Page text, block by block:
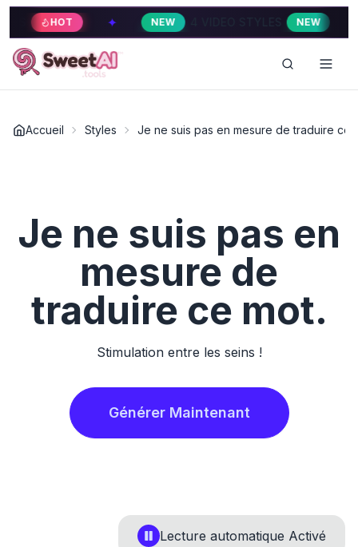
HOT ✦ NEW 4 VIDEO STYLES NEW ✦
Accueil Styles Je ne suis pas en mesure de traduire ce
Je ne suis pas en
mesure de
traduire ce mot.
Stimulation entre les seins !
Générer Maintenant
Lecture automatique Activé